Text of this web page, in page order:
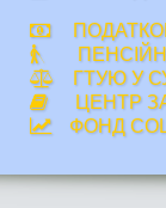
ГТУЮ У
ЦЕНТР
ФОНД